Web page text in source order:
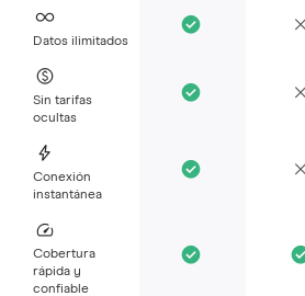
Datos ilimitados
Sin tarifas
ocultas
Conexión
instantánea
Cobertura
rápida y
confiable